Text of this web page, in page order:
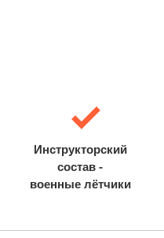
Инструкторский
состав -
военные лётчики